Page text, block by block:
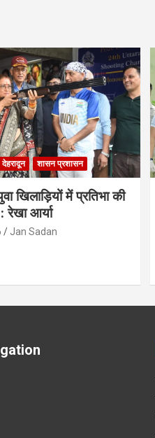
देहरादून शासन प्रशासन
खिलाड़ियों में प्रतिभा की
रेखा आर्या
Jan Sadan